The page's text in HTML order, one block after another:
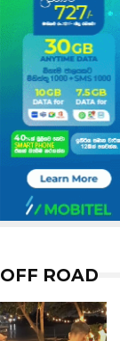
OFF ROAD